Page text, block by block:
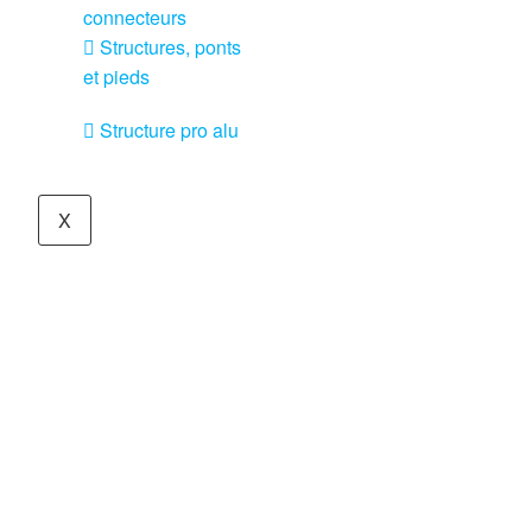
connecteurs
Structures, ponts
et pieds
Structure pro alu
X